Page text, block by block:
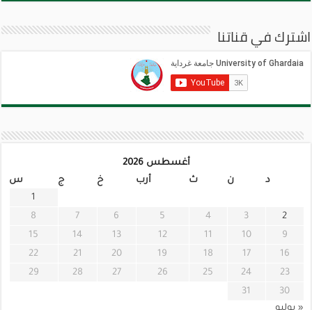
اشترك في قناتنا
أغسطس 2026
د
ن ث أرب خ ج
س
1
2
3
4
5
6
7
8
9
10
11
12
13
14
15
16
17
18
19
20
21
22
23
24
25
26
27
28
29
30
31